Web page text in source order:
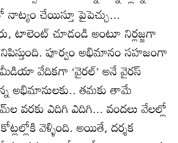
నాట్యం చేయిస్తూ పైపెచ్చు...
టాలెంట్ చూడండి అంటూ నిర్లజ్జగా
పూర్వం అభిమానం సహజంగా
వేదికగా ‘వైరల్’ అనే వైరస్
అభిమానులకు.. తమకు తామే
వరకు ఎదిగి ఎదిగి... వందలు వేలల్లో
వెళ్ళింది. అయితే, దర్శక